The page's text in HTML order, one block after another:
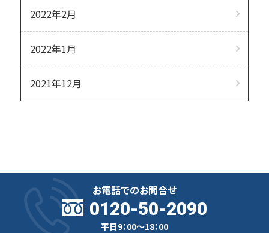
2022年2月
2022年1月
2021年12月
お電話でのお問合せ
0120-50-2090
平日9：00～18：00